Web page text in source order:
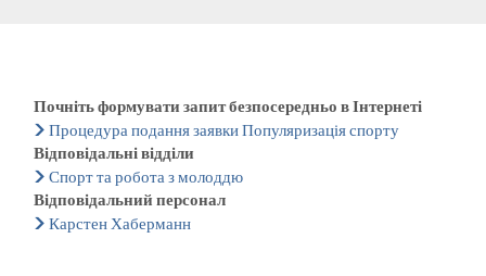
Почніть формувати запит безпосередньо в Інтернеті
Процедура подання заявки Популяризація спорту
Відповідальні відділи
Спорт та робота з молоддю
Відповідальний персонал
Карстен Хаберманн